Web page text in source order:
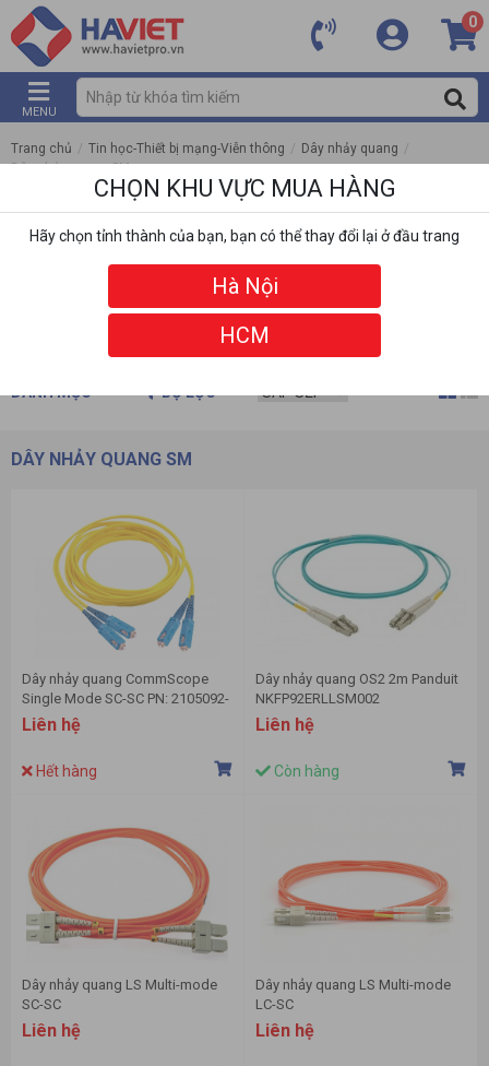
0
MENU
Trang chủ / Tin học-Thiết bị mạng-Viễn thông / Dây nhảy quang /
Dây nhảy quang SM
DANH MỤC BỘ LỌC
DÂY NHẢY QUANG SM
Dây nhảy quang CommScope
Single Mode SC-SC PN: 2105092-
3Liên hệ
Hết hàng
Dây nhảy quang OS2 2m Panduit
NKFP92ERLLSM002
Liên hệ
Còn hàng
Dây nhảy quang LS Multi-mode
SC-SC
Liên hệ
Dây nhảy quang LS Multi-mode
LC-SC
Liên hệ
CHỌN KHU VỰC MUA HÀNG
Hãy chọn tỉnh thành của bạn, bạn có thể thay đổi lại ở đầu trang
Hà Nội
HCM